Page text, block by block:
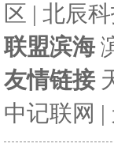
区 | 北辰
联盟滨海
友情链接
中记联网 |